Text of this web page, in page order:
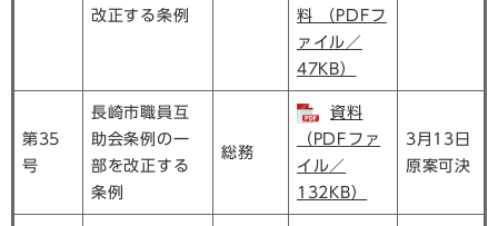
改正する条例
料 （PDFフ
ァイル／
47KB）
第35
号
長崎市職員互
助会条例の一
部を改正する
条例
総務
資料
（PDFファ
イル／
132KB）
3月13日
原案可決